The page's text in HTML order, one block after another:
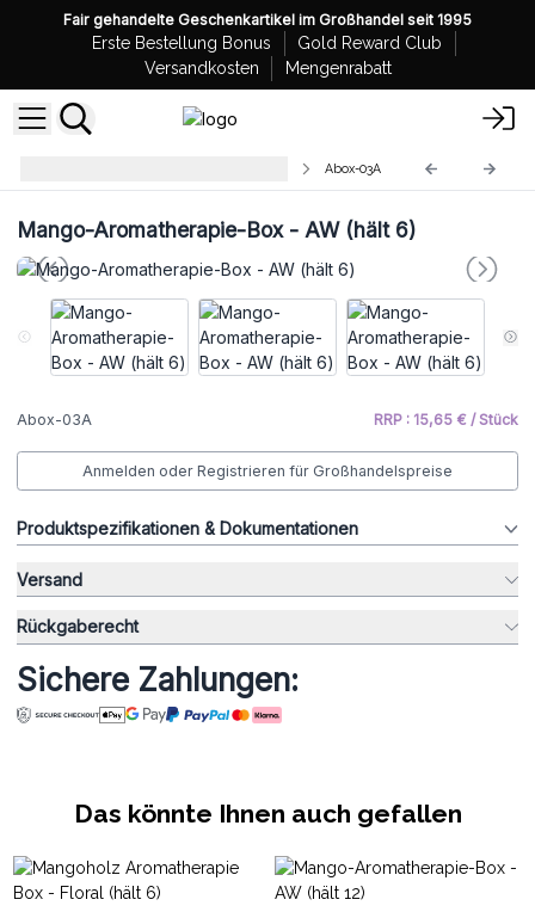
Fair gehandelte Geschenkartikel im Großhandel seit 1995
Erste Bestellung Bonus
Gold Reward Club
Versandkosten
Mengenrabatt
Abox-03A
Mango-Aromatherapie-Box - AW (hält 6)
Abox-03A RRP : 15,65 € / Stück
Anmelden oder Registrieren für Großhandelspreise
Produktspezifikationen & Dokumentationen
Versand
Rückgaberecht
Sichere Zahlungen:
Das könnte Ihnen auch gefallen